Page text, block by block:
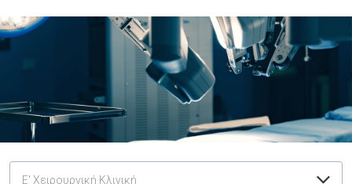
Ε' Χειρουργική Κλινική